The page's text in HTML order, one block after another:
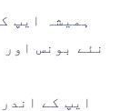
ہمیشہ ایپ
نئے بونس
ایپ کے